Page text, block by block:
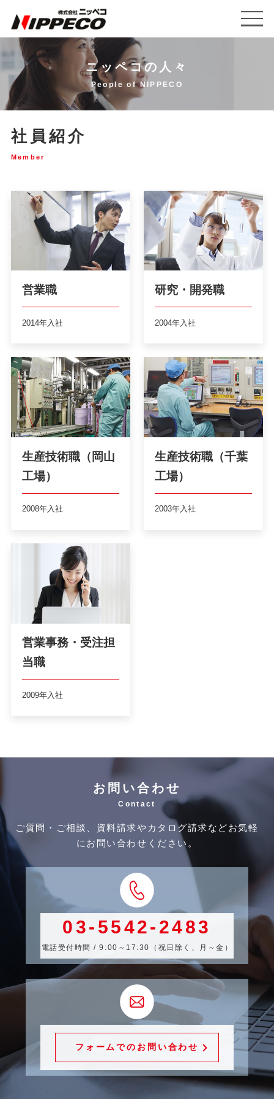
ニッペコの人々
People of NIPPECO
社員紹介
Member
営業職
2014年入社
研究・開発職
2004年入社
生産技術職（岡山
工場）
2008年入社
生産技術職（千葉
工場）
2003年入社
営業事務・受注担
当職
2009年入社
お問い合わせ
Contact
ご質問・ご相談、資料請求やカタログ請求などお気軽
にお問い合わせください。
03-5542-2483
電話受付時間 / 9:00～17:30（祝日除く、月～金）
フォームでのお問い合わせ